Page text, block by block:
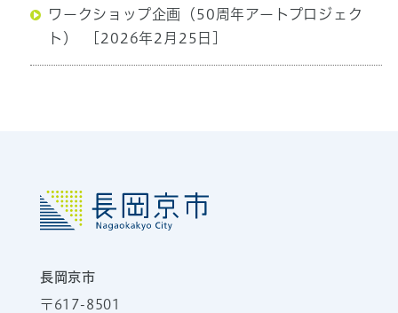
ワークショップ企画（50周年アートプロジェク
ト）
[2026年2月25日]
長岡京市
〒617-8501